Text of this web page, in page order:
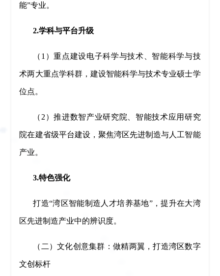
能”专业。
2.学科与平台升级
（1）重点建设电子科学与技术、智能科学与技
术两大重点学科群，建设智能科学与技术专业硕士学
位点。
（2）推进数智产业研究院、智能技术应用研究
院在建省级平台建设，聚焦湾区先进制造与人工智能
产业。
3.特色强化
打造“湾区智能制造人才培养基地”，提升在大湾
区先进制造产业中的辨识度。
（二）文化创意集群：做精两翼，打造湾区数字
文创标杆